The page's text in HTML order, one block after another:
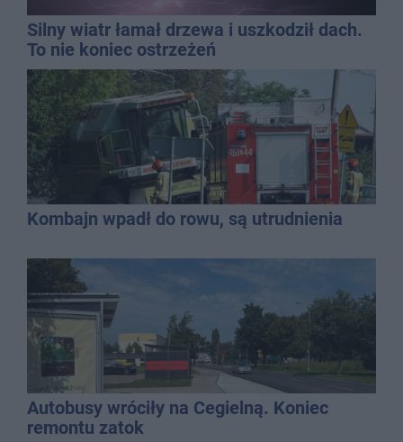
Silny wiatr łamał drzewa i uszkodził dach.
To nie koniec ostrzeżeń
Kombajn wpadł do rowu, są utrudnienia
Autobusy wróciły na Cegielną. Koniec
remontu zatok